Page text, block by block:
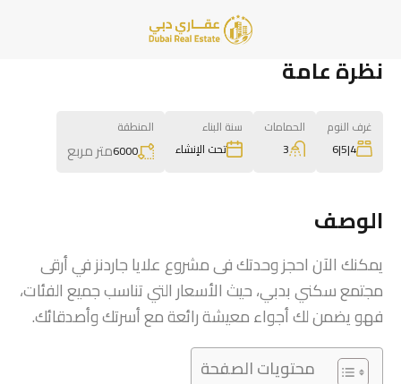
نظرة عامة
غرف النوم
4|5|6
الحمامات
3
سنة البناء
تحت الإنشاء
المنطقة
6000متر مربع
الوصف
يمكنك الآن احجز وحدتك فى مشروع علايا جاردنز في أرقى
مجتمع سكني بدبي، حيث الأسعار التي تناسب جميع الفئات،
فهو يضمن لك أجواء معيشة رائعة مع أسرتك وأصدقائك.
محتويات الصفحة